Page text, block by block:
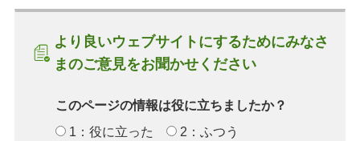
より良いウェブサイトにするためにみなさ
まのご意見をお聞かせください
このページの情報は役に立ちましたか？
1：役に立った
2：ふつう